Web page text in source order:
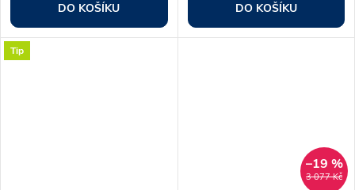
DO KOŠÍKU DO KOŠÍKU
Tip
3 077 Kč
–19 %